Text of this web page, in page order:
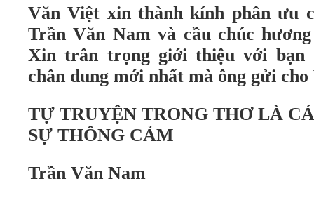
Văn Việt xin thành kính phân ưu
Trần Văn Nam và cầu chúc
Xin trân trọng giới thiệu với bạn
chân dung mới nhất mà ông gửi
TỰ TRUYỆN TRONG THƠ LÀ
SỰ THÔNG CẢM
Trần Văn Nam